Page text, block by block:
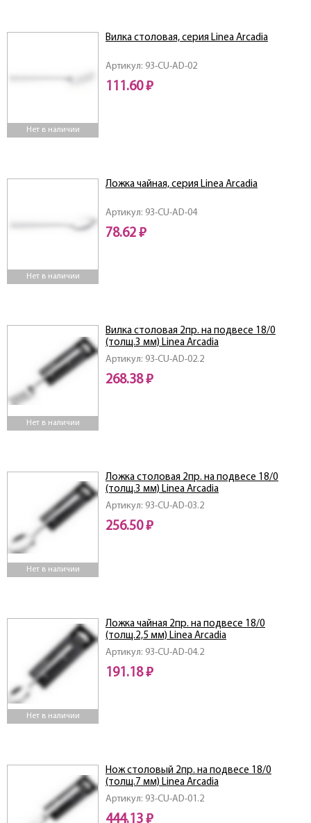
Нет в наличии
Артикул: 93-CU-AD-02
Вилка столовая, серия Linea Arcadia
111.60 ₽
Нет в наличии
Артикул: 93-CU-AD-04
Ложка чайная, серия Linea Arcadia
78.62 ₽
Нет в наличии
Артикул: 93-CU-AD-02.2
Вилка столовая 2пр. на подвесе 18/0
(толщ.3 мм) Linea Arcadia
268.38 ₽
Нет в наличии
Артикул: 93-CU-AD-03.2
Ложка столовая 2пр. на подвесе 18/0
(толщ.3 мм) Linea Arcadia
256.50 ₽
Нет в наличии
Артикул: 93-CU-AD-04.2
Ложка чайная 2пр. на подвесе 18/0
(толщ.2,5 мм) Linea Arcadia
191.18 ₽
Артикул: 93-CU-AD-01.2
Нож столовый 2пр. на подвесе 18/0
(толщ.7 мм) Linea Arcadia
444.13 ₽